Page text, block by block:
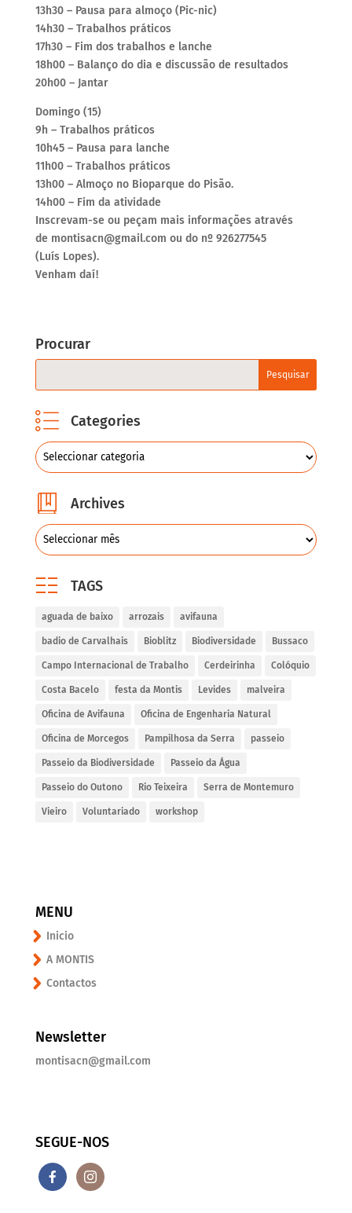
13h30 – Pausa para almoço (Pic-nic)
14h30 – Trabalhos práticos
17h30 – Fim dos trabalhos e lanche
18h00 – Balanço do dia e discussão de resultados
20h00 – Jantar
Domingo (15)
9h – Trabalhos práticos
10h45 – Pausa para lanche
11h00 – Trabalhos práticos
13h00 – Almoço no Bioparque do Pisão.
14h00 – Fim da atividade
Inscrevam-se ou peçam mais informações através
de montisacn@gmail.com ou do nº 926277545
(Luís Lopes).
Venham daí!
Procurar
Categories
Archives
TAGS
aguada de baixo arrozais avifauna
badio de Carvalhais Bioblitz Biodiversidade Bussaco
Campo Internacional de Trabalho Cerdeirinha Colóquio
Costa Bacelo festa da Montis Levides malveira
Oficina de Avifauna Oficina de Engenharia Natural
Oficina de Morcegos Pampilhosa da Serra passeio
Passeio da Biodiversidade Passeio da Água
Passeio do Outono Rio Teixeira Serra de Montemuro
Vieiro Voluntariado workshop
MENU
Inicio
A MONTIS
Contactos
Newsletter
montisacn@gmail.com
SEGUE-NOS